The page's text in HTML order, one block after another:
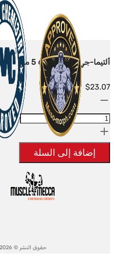
ألتيما-جي إتش آر بي-6 5 ملغ - ألتيما ببتيدات
$23.07
الكمية:
Ultima-
6
5mg
UltimaPeptides
إضافة إلى السلة
حقوق النشر © 2026